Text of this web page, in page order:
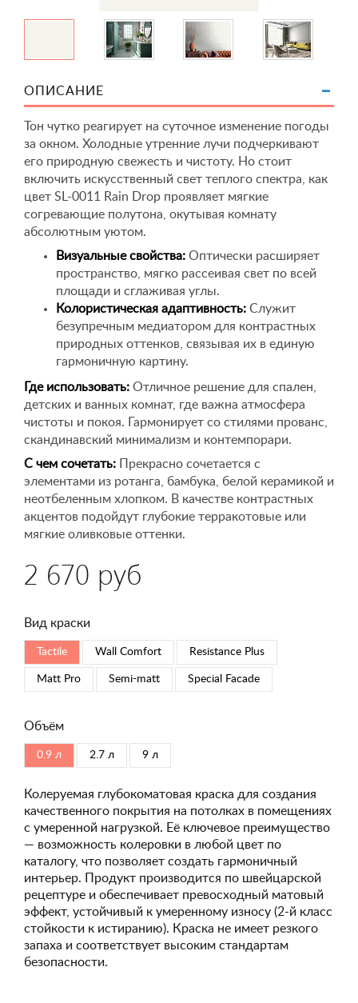
ОПИСАНИЕ
Тон чутко реагирует на суточное изменение погоды
за окном. Холодные утренние лучи подчеркивают
его природную свежесть и чистоту. Но стоит
включить искусственный свет теплого спектра, как
цвет SL-0011 Rain Drop проявляет мягкие
согревающие полутона, окутывая комнату
абсолютным уютом.
Визуальные свойства: Оптически расширяет
пространство, мягко рассеивая свет по всей
площади и сглаживая углы.
Колористическая адаптивность: Служит
безупречным медиатором для контрастных
природных оттенков, связывая их в единую
гармоничную картину.
Где использовать: Отличное решение для спален,
детских и ванных комнат, где важна атмосфера
чистоты и покоя. Гармонирует со стилями прованс,
скандинавский минимализм и контемпорари.
С чем сочетать: Прекрасно сочетается с
элементами из ротанга, бамбука, белой керамикой и
неотбеленным хлопком. В качестве контрастных
акцентов подойдут глубокие терракотовые или
мягкие оливковые оттенки.
2 670 руб
Вид краски
Tactile Wall Comfort Resistance Plus
Matt Pro Semi-matt Special Faсade
Объём
0.9 л 2.7 л 9 л
Колеруемая глубокоматовая краска для создания
качественного покрытия на потолках в помещениях
с умеренной нагрузкой. Её ключевое преимущество
— возможность колеровки в любой цвет по
каталогу, что позволяет создать гармоничный
интерьер. Продукт производится по швейцарской
рецептуре и обеспечивает превосходный матовый
эффект, устойчивый к умеренному износу (2-й класс
стойкости к истиранию). Краска не имеет резкого
запаха и соответствует высоким стандартам
безопасности.